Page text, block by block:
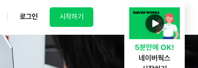
로그인 시작하기